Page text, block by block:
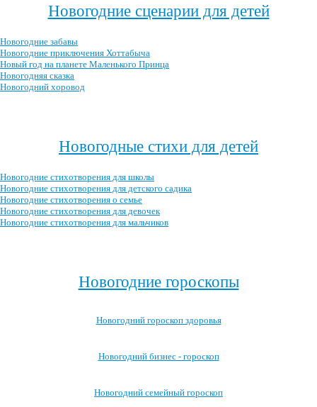
Новогодние сценарии для детей
Новогодние забавы
Новогодние приключения Хоттабыча
Новый год на планете Маленького Принца
Новогодняя сказка
Новогодний хоровод
Новогодные стихи для детей
Новогодние стихотворения для школы
Новогодние стихотворения для детского садика
Новогодние стихотворения о семье
Новогодние стихотворения для девочек
Новогодние стихотворения для мальчиков
Новогодние гороскопы
Новогодний гороскоп здоровья
Новогодний бизнес - гороскоп
Новогодний семейный гороскоп